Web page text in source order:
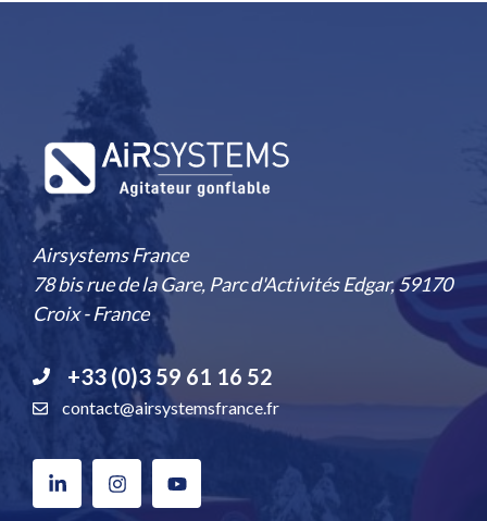
Airsystems France
78 bis rue de la Gare, Parc d'Activités Edgar, 59170
Croix - France
+33 (0)3 59 61 16 52
contact@airsystemsfrance.fr